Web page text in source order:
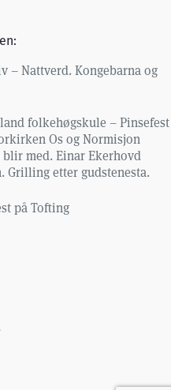
– Nattverd. Kongebarna og
folkehøgskule – Pinsefest
Os og Normisjon
med. Einar Ekerhovd
Grilling etter gudstenesta.
på Tofting